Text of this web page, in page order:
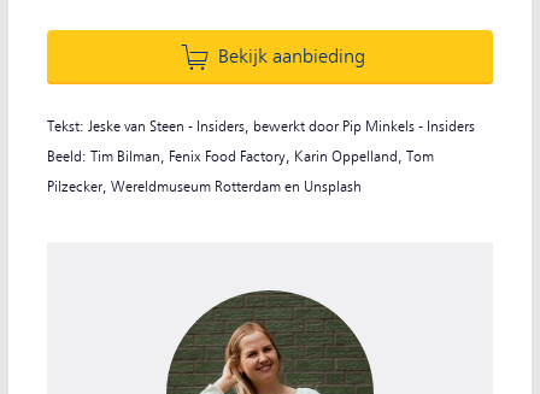
Bekijk aanbieding
Tekst: Jeske van Steen - Insiders, bewerkt door Pip Minkels - Insiders
Beeld: Tim Bilman, Fenix Food Factory, Karin Oppelland, Tom
Pilzecker, Wereldmuseum Rotterdam en Unsplash
Jeske van Steen, redacteur NS Dagje Uit